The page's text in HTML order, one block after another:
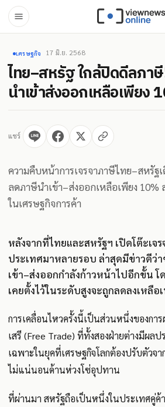
เศรษฐกิจ 17 มิ.ย. 2568
ไทย–สหรัฐ ใกล้ปิดดีลภา
นำเข้าส่งออกเหลือเพียง
แชร์
ความคืบหน้าการเจรจาภาษีไทย–สหรัฐ
ลดภาษีนำเข้า–ส่งออกเหลือเพียง 10%
ในเศรษฐกิจการค้า
หลังจากที่ไทยและสหรัฐฯ เปิดโต๊ะเจร
ประเทศมาหลายรอบ ล่าสุดมีข่าวดีว่
เข้า–ส่งออกกำลังก้าวหน้าไปอีกขั้น
เคยตั้งไว้ในระดับสูงจะถูกลดลงเหลือ
การเคลื่อนไหวครั้งนี้เป็นส่วนหนึ่งของกา
เสรี (Free Trade) ที่ทั้งสองฝ่ายต่างมีผล
เฉพาะในยุคที่เศรษฐกิจโลกต้องปรับตัวจ
ไม่แน่นอนด้านห่วงโซ่อุปทาน
ที่ผ่านมา สหรัฐถือเป็นหนึ่งในประเทศคู่ค้